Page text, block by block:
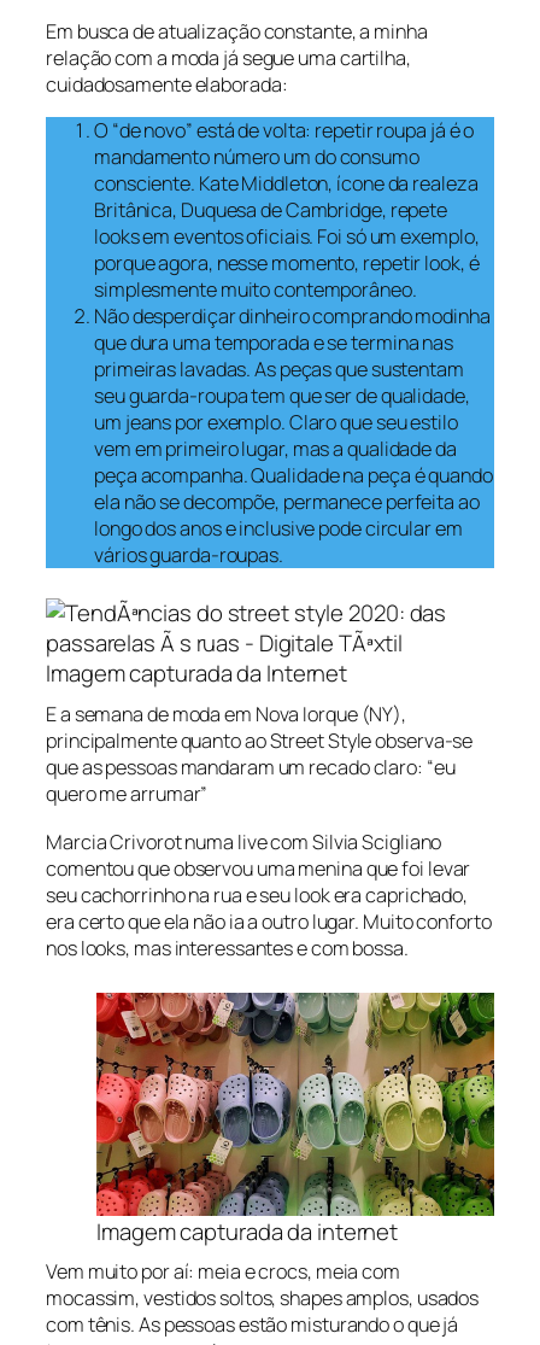
Em busca de atualização constante, a minha
relação com a moda já segue uma cartilha,
cuidadosamente elaborada:
O “de novo” está de volta: repetir roupa já é o
mandamento número um do consumo
consciente. Kate Middleton, ícone da realeza
Britânica, Duquesa de Cambridge, repete
looks em eventos oficiais. Foi só um exemplo,
porque agora, nesse momento, repetir look, é
simplesmente muito contemporâneo.
Não desperdiçar dinheiro comprando modinha
que dura uma temporada e se termina nas
primeiras lavadas. As peças que sustentam
seu guarda-roupa tem que ser de qualidade,
um jeans por exemplo. Claro que seu estilo
vem em primeiro lugar, mas a qualidade da
peça acompanha. Qualidade na peça é quando
ela não se decompõe, permanece perfeita ao
longo dos anos e inclusive pode circular em
vários guarda-roupas.
Imagem capturada da Internet
E a semana de moda em Nova Iorque (NY),
principalmente quanto aoStreet Styleobserva-se
que as pessoas mandaram um recado claro: “eu
quero me arrumar”
Marcia Crivorot numa live com Silvia Scigliano
comentou que observou uma menina que foi levar
seu cachorrinho na rua e seu look era caprichado,
era certo que ela não ia a outro lugar. Muito conforto
nos looks, mas interessantes e com bossa.
Imagem capturada da internet
Vem muito por aí: meia e crocs, meia com
mocassim, vestidos soltos, shapes amplos, usados
com tênis. As pessoas estão misturando o que já